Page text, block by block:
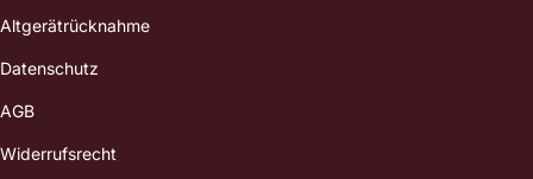
Altgerätrücknahme
Datenschutz
AGB
Widerrufsrecht